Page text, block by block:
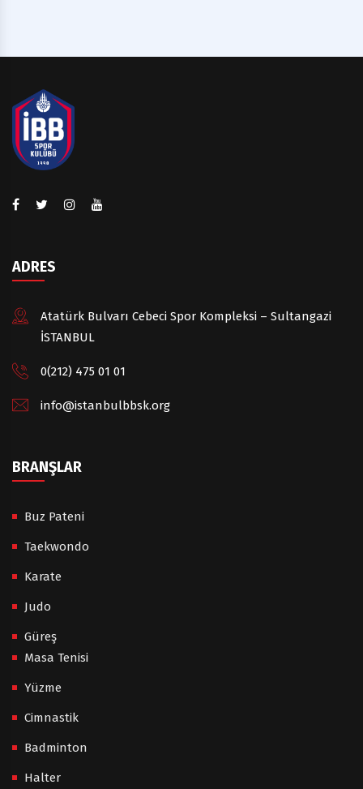
ADRES
Atatürk Bulvarı Cebeci Spor Kompleksi – Sultangazi
İSTANBUL
0(212) 475 01 01
info@istanbulbbsk.org
BRANŞLAR
Buz Pateni
Taekwondo
Karate
Judo
Güreş
Masa Tenisi
Yüzme
Cimnastik
Badminton
Halter